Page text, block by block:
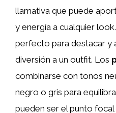
llamativa que puede
y energía a cualquier
perfecto para destacar y
diversión a un outfit. Los
combinarse con tonos
negro o gris para
pueden ser el punto